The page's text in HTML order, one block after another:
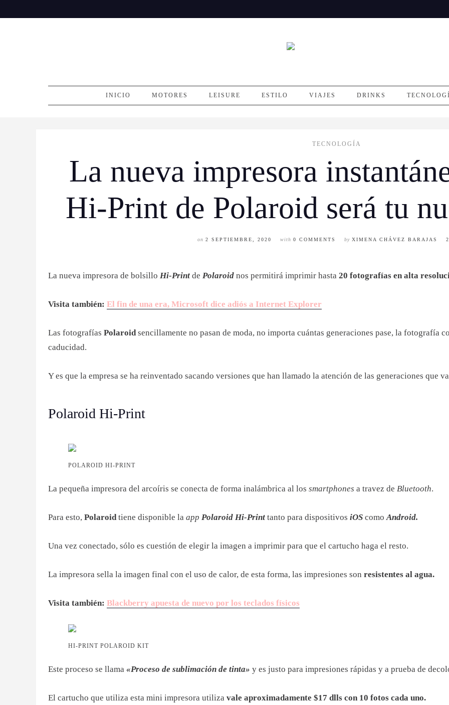
to
INICIO MOTORES LEISURE ESTILO VIAJES DRINKS
TECNOLOGÍA
La nueva impresora
Hi-Print de Polaroid será tu
on 2 SEPTIEMBRE, 2020 with 0 COMMENTS by XIMENA CHÁVEZ BARAJAS
La nueva impresora de bolsillo Hi-Print de Polaroid nos permitirá imprimir hasta 20 fotografías en alta
Visita también: El fin de una era, Microsoft dice adiós a Internet Explorer
Las fotografías Polaroidsencillamente no pasan de moda, no importa cuántas generaciones pase, la fotografía
caducidad.
Y es que la empresa se ha reinventado sacando versiones que han llamado la atención de las generaciones que
Polaroid Hi-Print
POLAROID HI-PRINT
La pequeña impresora del arcoíris se conecta de forma inalámbrica al los smartphones a travez de Bluetooth.
Para esto, Polaroidtiene disponible la app Polaroid Hi-Print tanto para dispositivos iOS comoAndroid.
Una vez conectado, sólo es cuestión de elegir la imagen a imprimir para que el cartucho haga el resto.
La impresora sella la imagen final con el uso de calor, de esta forma, las impresiones son resistentes al agua.
Visita también: Blackberry apuesta de nuevo por los teclados físicos
HI-PRINT POLAROID KIT
Este proceso se llama «Proceso de sublimación de tinta» y es justo para impresiones rápidas y a prueba de
El cartucho que utiliza esta mini impresora utiliza vale aproximadamente $17 dlls con 10 fotos cada uno.